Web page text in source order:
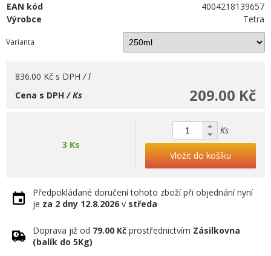
EAN kód
4004218139657
Výrobce
Tetra
Varianta
836.00 Kč s DPH / l
209.00 Kč
Cena s DPH/ Ks
3 Ks
Ks
Vložit do košíku
Předpokládané doručení tohoto zboží při objednání nyní
je za 2 dny 12.8.2026 v středa
Doprava již od 79.00 Kč prostřednictvím Zásilkovna
(balík do 5Kg)